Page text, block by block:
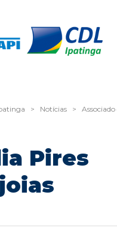
> Notícias >
Pires